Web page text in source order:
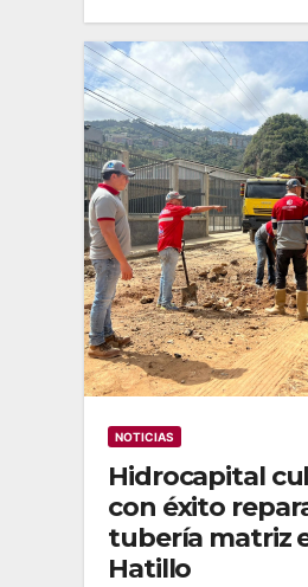
NOTICIAS
Hidrocapital
con éxito
tubería matriz
Hatillo